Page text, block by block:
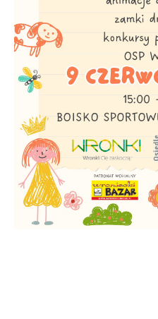
Promocyjne pliki cookies
komunikatów na podstawie
Twoich zwyczajów
internetowej. Treści
stronach podmiotów trzecich
partnerami oraz innych
w charakterze pośredników
postaci wiadomości, ofert,
społecznościowych.
Więcej